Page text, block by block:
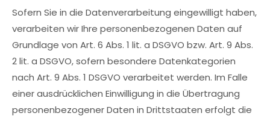
Sofern Sie in die Datenverarbeitung eingewilligt haben,
verarbeiten wir Ihre personenbezogenen Daten auf
Grundlage von Art. 6 Abs. 1 lit. a DSGVO bzw. Art. 9 Abs.
2 lit. a DSGVO, sofern besondere Datenkategorien
nach Art. 9 Abs. 1 DSGVO verarbeitet werden. Im Falle
einer ausdrücklichen Einwilligung in die Übertragung
personenbezogener Daten in Drittstaaten erfolgt die